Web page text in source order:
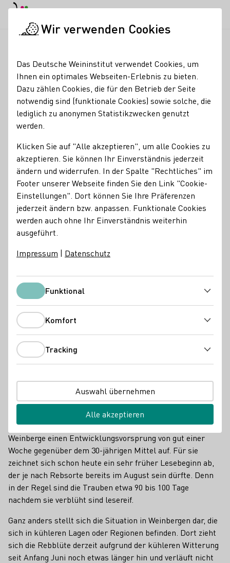
Von früh bis spät -
Rebblüte verläuft sehr
unterschiedlich
Die Rebblüte hat in diesem Jahr hierzulande in warmen
Lagen teilweise schon in der sehr sonnigen Phase Ende
Mai begonnen und ist sehr zügig und ohne Probleme
verlaufen.
Pressemeldungen
Die Rebenblüte verläuft in diesem Jahr sehr unterschiedlich.
Dort haben die Beeren derzeit teilweise schon das Stadium
der "Schrotkorngröße" erreicht. Wie das Das Deutsche
Weininstitut (DWI) mitteilt, weisen die früh verblühten
Weinberge einen Entwicklungsvorsprung von gut einer
Woche gegenüber dem 30-jährigen Mittel auf. Für sie
zeichnet sich schon heute ein sehr früher Lesebeginn ab,
der je nach Rebsorte bereits im August sein dürfte. Denn
in der Regel sind die Trauben etwa 90 bis 100 Tage
nachdem sie verblüht sind lesereif.
Ganz anders stellt sich die Situation in Weinbergen dar, die
sich in kühleren Lagen oder Regionen befinden. Dort zieht
sich die Rebblüte derzeit aufgrund der kühleren Witterung
seit Anfang Juni noch etwas länger hin und verläuft nicht
Wir verwenden Cookies
Das Deutsche Weininstitut verwendet Cookies, um
Ihnen ein optimales Webseiten-Erlebnis zu bieten.
Dazu zählen Cookies, die für den Betrieb der Seite
notwendig sind (funktionale Cookies) sowie solche, die
lediglich zu anonymen Statistikzwecken genutzt
werden.
Klicken Sie auf "Alle akzeptieren", um alle Cookies zu
akzeptieren. Sie können Ihr Einverständnis jederzeit
ändern und widerrufen. In der Spalte "Rechtliches" im
Footer unserer Webseite finden Sie den Link "Cookie-
Einstellungen". Dort können Sie Ihre Präferenzen
jederzeit ändern bzw. anpassen. Funktionale Cookies
werden auch ohne Ihr Einverständnis weiterhin
ausgeführt.
Impressum | Datenschutz
FunktionalFunktional
Komfort
Tracking
Auswahl übernehmen
Alle akzeptieren